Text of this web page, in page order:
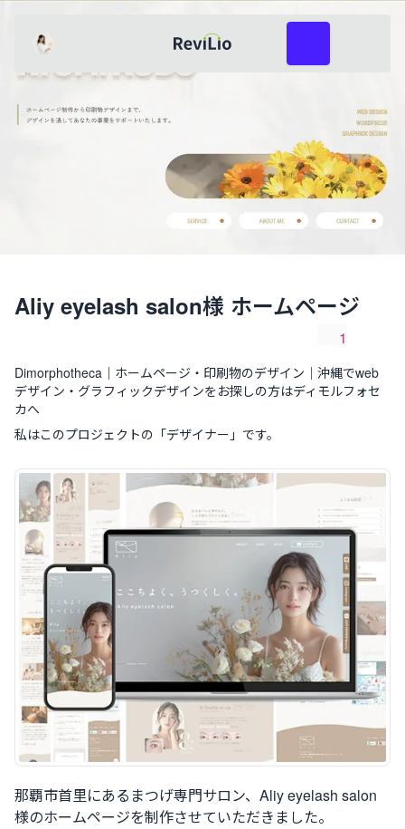
あゆみ レビリオ
Aliy eyelash salon様 ホームページ
1
Dimorphotheca｜ホームページ・印刷物のデザイン｜沖縄でweb
デザイン・グラフィックデザインをお探しの方はディモルフォセ
カへ
私はこのプロジェクトの「デザイナー 」です。
案件概要
那覇市首里にあるまつげ専門サロン、Aliy eyelash salon
様のホームページを制作させていただきました。